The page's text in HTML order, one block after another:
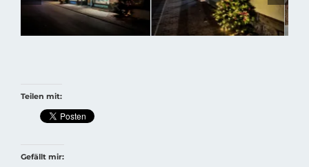
Teilen mit:
Gefällt mir: